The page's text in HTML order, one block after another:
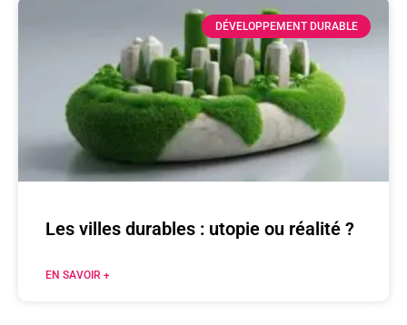
DÉVELOPPEMENT DURABLE
Les villes durables : utopie ou réalité ?
EN SAVOIR +